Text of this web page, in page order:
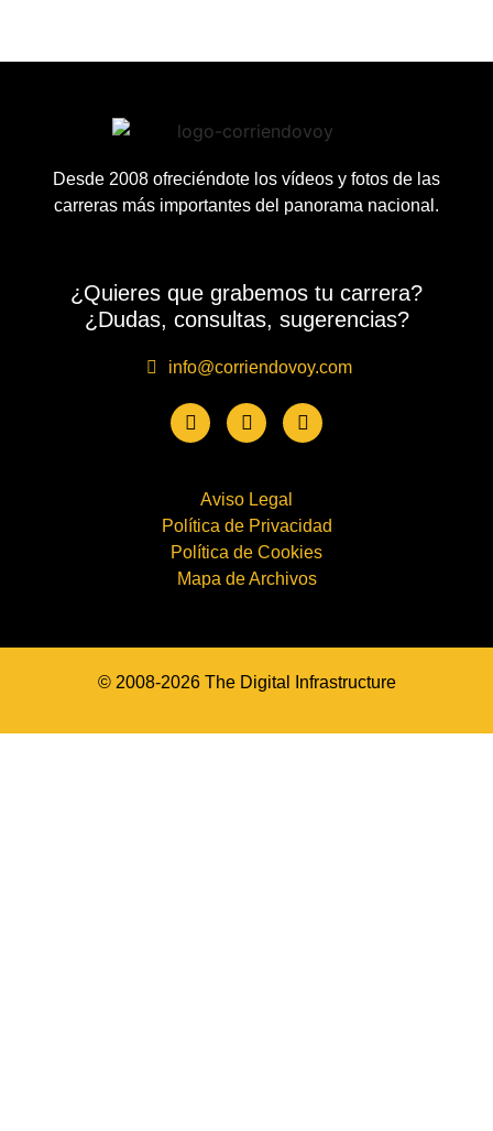
Desde 2008 ofreciéndote los vídeos y fotos de las
carreras más importantes del panorama nacional.
¿Quieres que grabemos tu carrera?
¿Dudas, consultas, sugerencias?
info@corriendovoy.com
Aviso Legal
Política de Privacidad
Política de Cookies
Mapa de Archivos
© 2008-2026 The Digital Infrastructure